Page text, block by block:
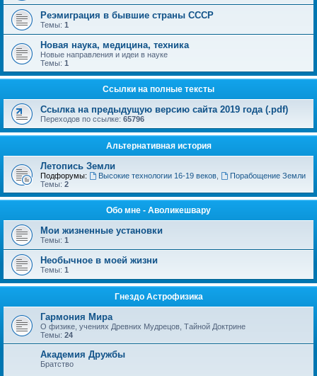
Реэмиграция в бывшие страны СССР
Темы: 1
Новая наука, медицина, техника
Новые направления и идеи в науке
Темы: 1
Ссылки на полные тексты
Ссылка на предыдущую версию сайта 2019 года (.pdf)
Переходов по ссылке: 65796
Альтернативная история
Летопись Земли
Подфорумы: Высокие технологии 16-19 веков,
Порабощение Земли
Темы: 2
Обо мне - Аволикешвару
Мои жизненные установки
Темы: 1
Необычное в моей жизни
Темы: 1
Гнездо Астрофизика
Гармония Мира
О физике, учениях Древних Мудрецов, Тайной Доктрине
Темы: 24
Академия Дружбы
Братство